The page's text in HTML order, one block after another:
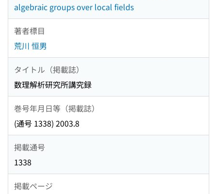
algebraic groups over local fields
著者標目
荒川 恒男
タイトル（掲載誌）
数理解析研究所講究録
巻号年月日等（掲載誌）
(通号 1338) 2003.8
掲載通号
1338
掲載ページ